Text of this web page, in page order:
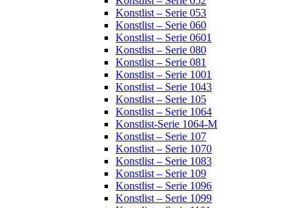
Konstlist – Serie 053
Konstlist – Serie 060
Konstlist – Serie 0601
Konstlist – Serie 080
Konstlist – Serie 081
Konstlist – Serie 1001
Konstlist – Serie 1043
Konstlist – Serie 105
Konstlist – Serie 1064
Konstlist-Serie 1064-M
Konstlist – Serie 107
Konstlist – Serie 1070
Konstlist – Serie 1083
Konstlist – Serie 109
Konstlist – Serie 1096
Konstlist – Serie 1099